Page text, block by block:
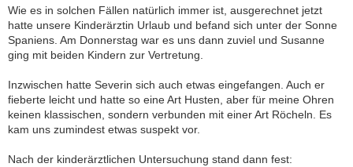
Wie es in solchen Fällen natürlich immer ist, ausgerechnet jetzt
hatte unsere Kinderärztin Urlaub und befand sich unter der Sonne
Spaniens. Am Donnerstag war es uns dann zuviel und Susanne
ging mit beiden Kindern zur Vertretung.
Inzwischen hatte Severin sich auch etwas eingefangen. Auch er
fieberte leicht und hatte so eine Art Husten, aber für meine Ohren
keinen klassischen, sondern verbunden mit einer Art Röcheln. Es
kam uns zumindest etwas suspekt vor.
Nach der kinderärztlichen Untersuchung stand dann fest: